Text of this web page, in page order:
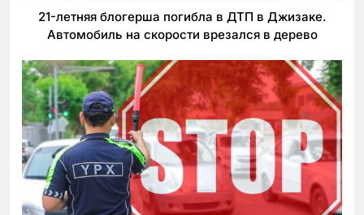
21-летняя блогерша погибла в ДТП в Джизаке.
Автомобиль на скорости врезался в дерево